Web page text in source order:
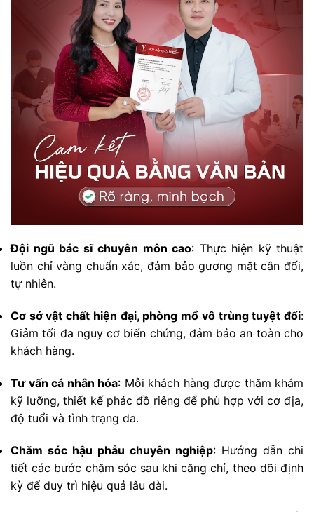
Đội ngũ bác sĩ chuyên môn cao: Thực hiện kỹ thuật
luồn chỉ vàng chuẩn xác, đảm bảo gương mặt cân đối,
tự nhiên.
Cơ sở vật chất hiện đại, phòng mổ vô trùng tuyệt đối:
Giảm tối đa nguy cơ biến chứng, đảm bảo an toàn cho
khách hàng.
Tư vấn cá nhân hóa: Mỗi khách hàng được thăm khám
kỹ lưỡng, thiết kế phác đồ riêng để phù hợp với cơ địa,
độ tuổi và tình trạng da.
Chăm sóc hậu phẫu chuyên nghiệp: Hướng dẫn chi
tiết các bước chăm sóc sau khi căng chỉ, theo dõi định
kỳ để duy trì hiệu quả lâu dài.